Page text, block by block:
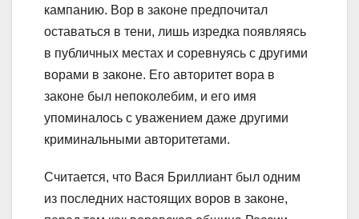
кампанию. Вор в законе предпочитал
оставаться в тени, лишь изредка появляясь
в публичных местах и соревнуясь с другими
ворами в законе. Его авторитет вора в
законе был непоколебим, и его имя
упоминалось с уважением даже другими
криминальными авторитетами.
Считается, что Вася Бриллиант был одним
из последних настоящих воров в законе,